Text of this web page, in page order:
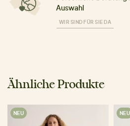
Auswahl
WIR SIND FÜR SIE DA
Ähnliche Produkte
NEU NEU